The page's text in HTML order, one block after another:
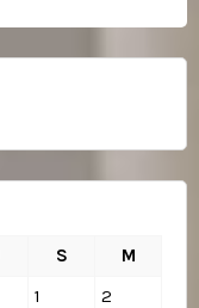
S
M
1
2